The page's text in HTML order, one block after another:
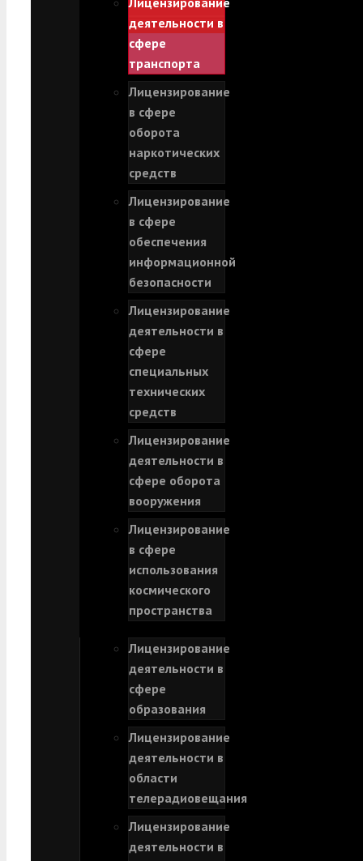
деятельности в
сфере
транспорта
Лицензирование
в сфере
оборота
наркотических
средств
Лицензирование
в сфере
обеспечения
информационной
безопасности
Лицензирование
деятельности в
сфере
специальных
технических
средств
Лицензирование
деятельности в
сфере оборота
вооружения
Лицензирование
в сфере
использования
космического
пространства
Лицензирование
деятельности в
сфере
образования
Лицензирование
деятельности в
области
телерадиовещания
Лицензирование
деятельности в